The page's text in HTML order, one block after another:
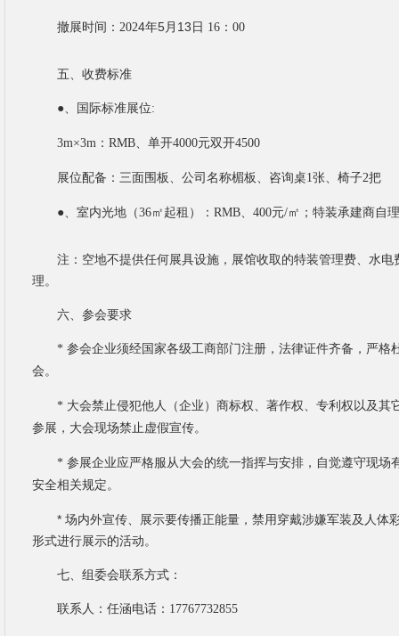
撤展时间： 2024年5月13 日 16：00
五、收费标准
●、 国际标准展位:
3m×3m ： RMB、 单开4000元双开4500
展位配备： 三面围板、公司名称楣板、咨询桌1张、椅子2把
●、室内光地（36㎡起租）： RMB、 400元/㎡ ；特装承建商自
注：空地不提供任何展具设施，展馆收取的特装管理费、水
理。
六、参会要求
* 参会企业须经国家各级工商部门注册，法律证件齐备，严格
会。
* 大会禁止侵犯他人（企业）商标权、著作权、专利权以及其
参展，大会现场禁止虚假宣传。
* 参展企业应严格服从大会的统一指挥与安排，自觉遵守现场
安全相关规定。
* 场内外宣传、展示要传播正能量，禁用穿戴涉嫌军装及人体
形式进行展示的活动。
七、组委会联系方式：
联系人： 任涵电话： 17767732855